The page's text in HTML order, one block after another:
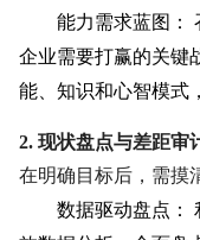
能力需求蓝图：
企业需要打赢的关键
能、知识和心智模式
2. 现状盘点与差距审
在明确目标后，需摸
数据驱动盘点：